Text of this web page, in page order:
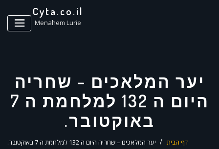
Cyta.co.il
Menahem Lurie
יער המלאכים – שחריה
היום ה 132 למלחמת ה 7
באוקטובר.
דף הבית יער המלאכים – שחריה היום ה 132 למלחמת ה 7 באוקטובר.